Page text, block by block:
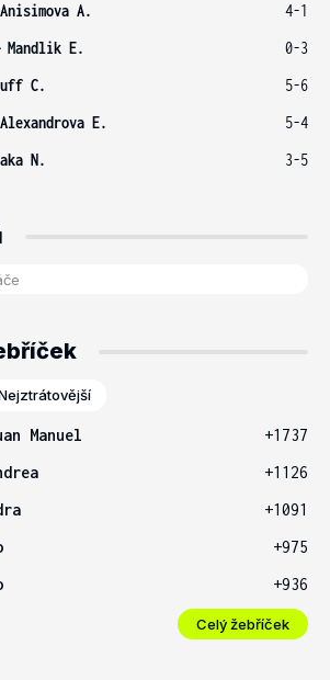
Anisimova A.
4-1
Mandlik E.
0-3
C.
5-6
Alexandrova E.
5-4
N. 3-5
Manuel
+1737
+1126
+1091
+975
+936
Celý žebříček